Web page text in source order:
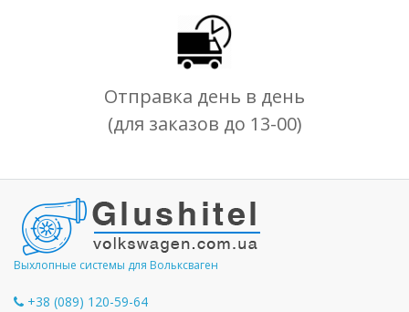
Отправка день в день
(для заказов до 13-00)
Выхлопные системы для Вольксваген
+38 (089) 120-59-64